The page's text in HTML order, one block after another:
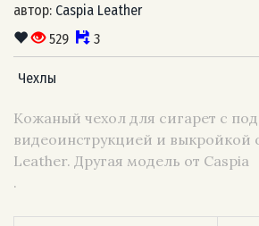
автор: Caspia Leather
529
3
Чехлы
Кожаный чехол для сигарет с
видеоинструкцией и выкройкой
Leather. Другая модель от Caspia
.